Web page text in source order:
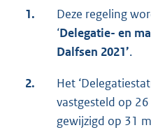
1.
Deze regeling
‘Delegatie- en
Dalfsen 2021’.
2.
Het
vastgesteld op
gewijzigd op 31